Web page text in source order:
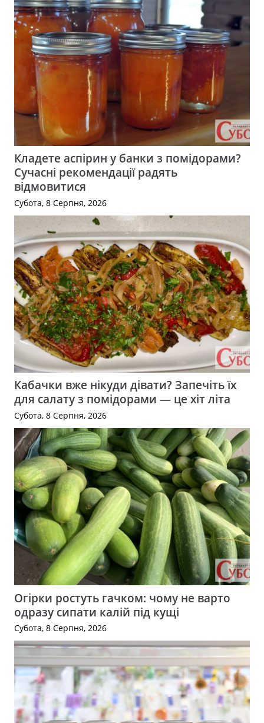
Кладете аспірин у банки з помідорами?
Сучасні рекомендації радять
відмовитися
Субота, 8 Серпня, 2026
Кабачки вже нікуди дівати? Запечіть їх
для салату з помідорами — це хіт літа
Субота, 8 Серпня, 2026
Огірки ростуть гачком: чому не варто
одразу сипати калій під кущі
Субота, 8 Серпня, 2026